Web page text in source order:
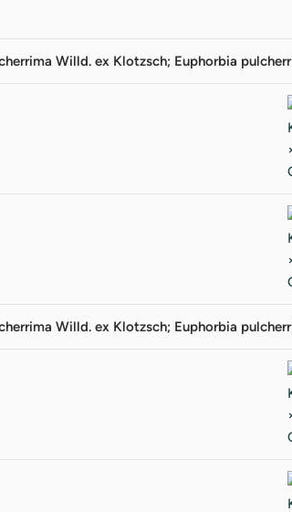
Willd. ex Klotzsch; Euphorbia
Willd. ex Klotzsch; Euphorbia